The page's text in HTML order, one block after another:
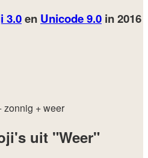
3.0en Unicode 9.0 in 2016
zonnig + weer
uit "Weer"